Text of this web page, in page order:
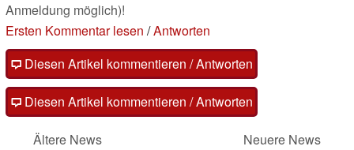
Anmeldung möglich)!
Ersten Kommentar lesen /Antworten
Diesen Artikel kommentieren / Antworten
Diesen Artikel kommentieren / Antworten
Ältere News
Neuere News